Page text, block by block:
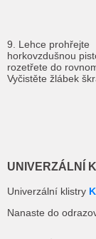
9. Lehce prohřejte
horkovzdušnou
rozetřete do
Vyčistěte žlábek
UNIVERZÁLNÍ
Univerzální klistry
Nanaste do